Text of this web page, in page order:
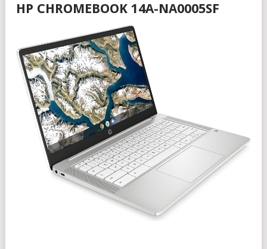
HP CHROMEBOOK 14A-NA0005SF